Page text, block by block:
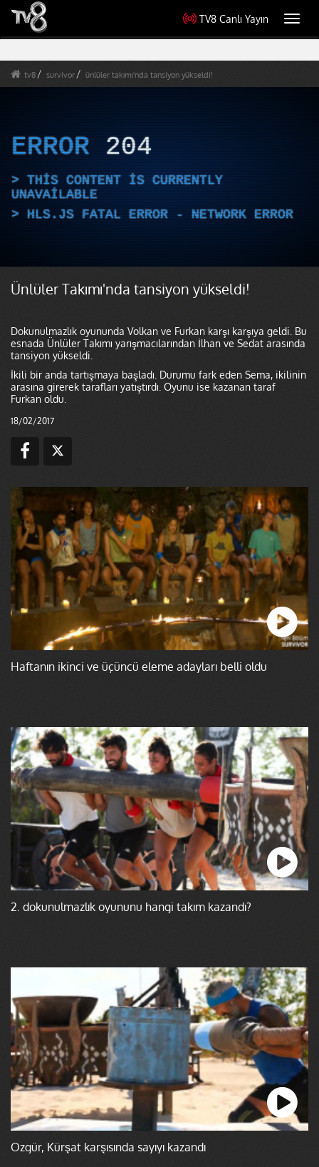
TV8 Canlı Yayın
tv8 survivor ünlüler takımı'nda tansiyon yükseldi!
ERROR 204
THIS CONTENT IS CURRENTLY
UNAVAILABLE
HLS.JS FATAL ERROR - NETWORK ERROR
Ünlüler Takımı'nda tansiyon yükseldi!
Dokunulmazlık oyununda Volkan ve Furkan karşı karşıya geldi. Bu
esnada Ünlüler Takımı yarışmacılarından İlhan ve Sedat arasında
tansiyon yükseldi.
İkili bir anda tartışmaya başladı. Durumu fark eden Sema, ikilinin
arasına girerek tarafları yatıştırdı. Oyunu ise kazanan taraf
Furkan oldu.
18/02/2017
Haftanın ikinci ve üçüncü eleme adayları belli oldu
2. dokunulmazlık oyununu hangi takım kazandı?
Özgür, Kürşat karşısında sayıyı kazandı